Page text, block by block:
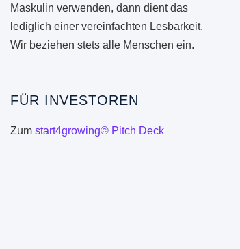
Maskulin verwenden, dann dient das
lediglich einer vereinfachten Lesbarkeit.
Wir beziehen stets alle Menschen ein.
FÜR INVESTOREN
Zum start4growing© Pitch Deck